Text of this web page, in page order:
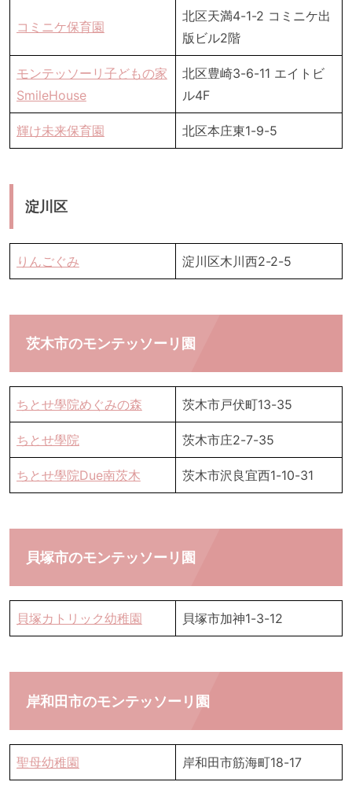
コミニケ保育園
北区天満4-1-2 コミニケ出
版ビル2階
モンテッソーリ子どもの家
SmileHouse
北区豊崎3-6-11 エイトビ
ル4F
輝け未来保育園 北区本庄東1-9-5
淀川区
りんごぐみ 淀川区木川西2-2-5
茨木市のモンテッソーリ園
ちとせ學院めぐみの森 茨木市戸伏町13-35
ちとせ學院 茨木市庄2-7-35
ちとせ學院Due南茨木 茨木市沢良宜西1-10-31
貝塚市のモンテッソーリ園
貝塚カトリック幼稚園 貝塚市加神1-3-12
岸和田市のモンテッソーリ園
聖母幼稚園 岸和田市筋海町18-17